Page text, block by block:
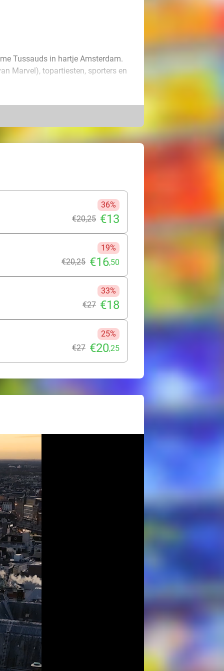
Tussauds in hartje Amsterdam.
Marvel), topartiesten, sporters en
ze zijn er allemaal. Zeg ze
op de catwalk, duik de studio in,
een fantastische dag tussen
36%
€20,25 €13
19%
€20,25 €16,50
33%
€27 €18
25%
€27 €20,25